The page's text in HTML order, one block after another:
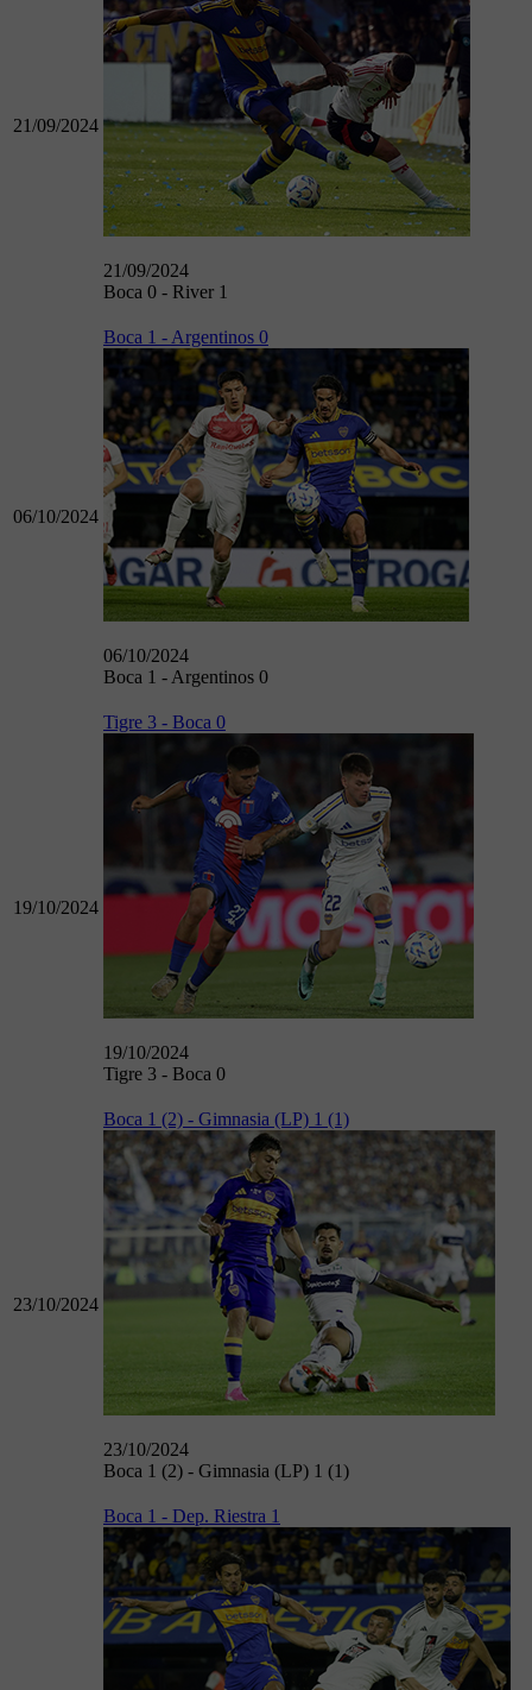
21/09/2024
21/09/2024
Boca 0 - River 1
06/10/2024
Boca 1 - Argentinos 0
06/10/2024
Boca 1 - Argentinos 0
19/10/2024
Tigre 3 - Boca 0
19/10/2024
Tigre 3 - Boca 0
23/10/2024
Boca 1 (2) - Gimnasia (LP) 1 (1)
23/10/2024
Boca 1 (2) - Gimnasia (LP) 1 (1)
Boca 1 - Dep. Riestra 1